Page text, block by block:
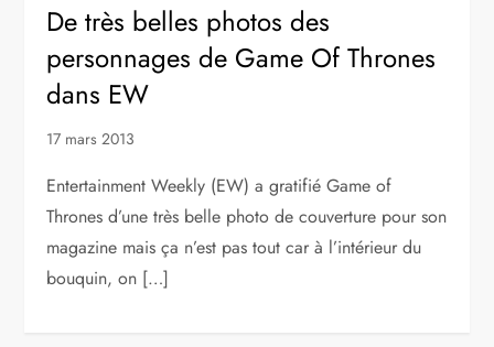
De très belles photos des
personnages de Game Of Thrones
dans EW
17 mars 2013
Entertainment Weekly (EW) a gratifié Game of
Thrones d’une très belle photo de couverture pour son
magazine mais ça n’est pas tout car à l’intérieur du
bouquin, on […]